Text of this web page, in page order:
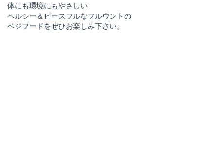
体にも環境にもやさしい
ヘルシー＆ピースフルなフルウントの
ベジフードをぜひお楽しみ下さい。